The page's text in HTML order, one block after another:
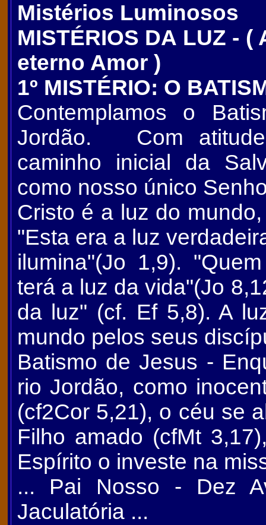
Mistérios Luminosos
MISTÉRIOS DA LUZ -
eterno Amor )
1º MISTÉRIO: O
Contemplamos o
Jordão. Com
caminho inicial da
como nosso único
Cristo é a luz do
"Esta era a luz
ilumina"(Jo 1,9).
terá a luz da vida"(Jo
da luz" (cf. Ef 5,8). A
mundo pelos seus
Batismo de Jesus -
rio Jordão, como
(cf2Cor 5,21), o céu se
Filho amado (cfMt
Espírito o investe na
... Pai Nosso - Dez
Jaculatória ...